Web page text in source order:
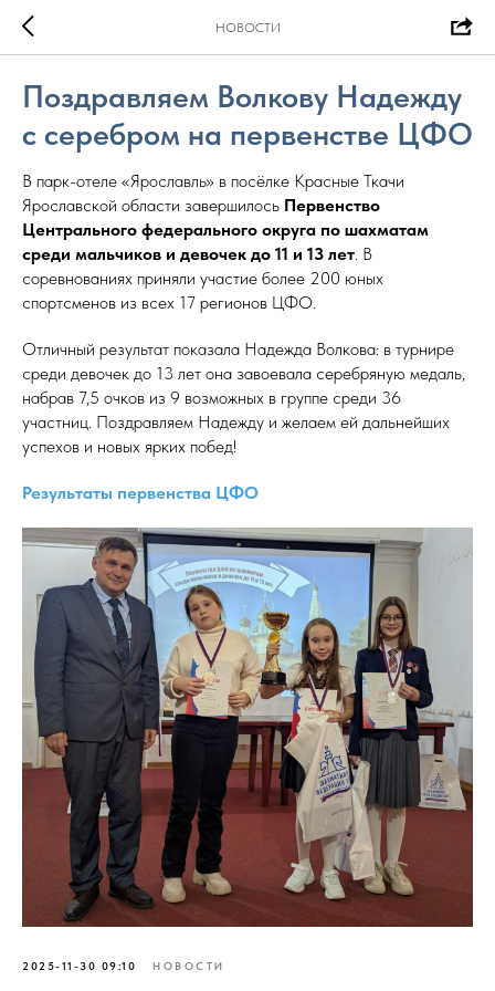
НОВОСТИ
Поздравляем Волкову Надежду
с серебром на первенстве ЦФО
В парк-отеле «Ярославль» в посёлке Красные Ткачи
Ярославской области завершилось Первенство
Центрального федерального округа по шахматам
среди мальчиков и девочек до 11 и 13 лет. В
соревнованиях приняли участие более 200 юных
спортсменов из всех 17 регионов ЦФО.
Отличный результат показала Надежда Волкова: в турнире
среди девочек до 13 лет она завоевала серебряную медаль,
набрав 7,5 очков из 9 возможных в группе среди 36
участниц. Поздравляем Надежду и желаем ей дальнейших
успехов и новых ярких побед!
Результаты первенства ЦФО
2025-11-30 09:10 НОВОСТИ